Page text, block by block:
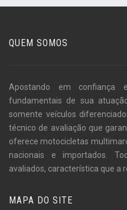
QUEM SOMOS
Apostando em confiança
fundamentais de sua
somente veículos
técnico de avaliação que
oferece motocicletas
nacionais e importados.
avaliados, característica que a
MAPA DO SITE